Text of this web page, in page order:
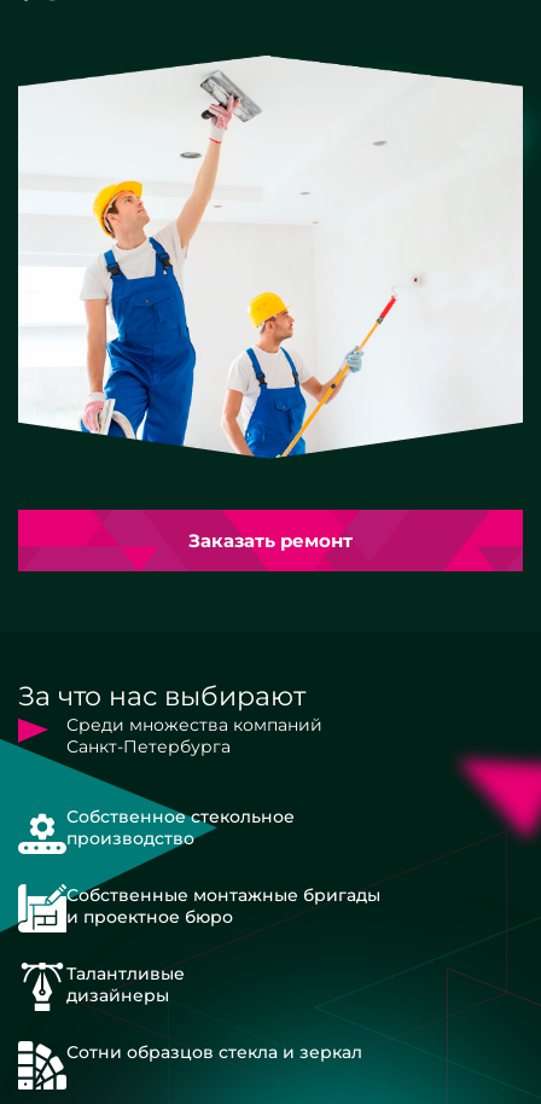
Заказать ремонт
За что нас выбирают
Среди множества компаний
Санкт-Петербурга
Собственное стекольное
производство
Собственные монтажные бригады
и проектное бюро
Талантливые
дизайнеры
Сотни образцов стекла и зеркал